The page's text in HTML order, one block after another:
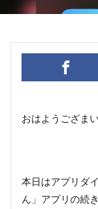
おはようござま
本日はアプリダ
ん」アプリの続